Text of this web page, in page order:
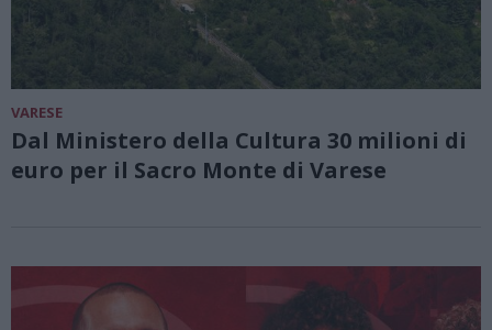
VARESE
Dal Ministero della Cultura 30 milioni di
euro per il Sacro Monte di Varese